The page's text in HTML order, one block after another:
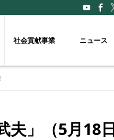
社会貢献事業 ニュース
夫」（5月